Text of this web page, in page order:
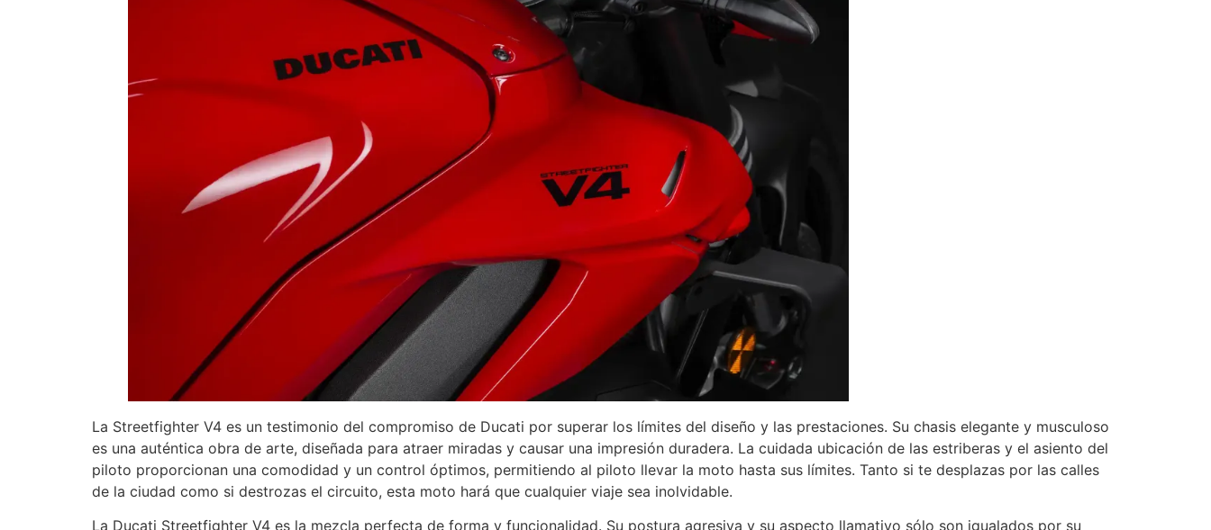
La Streetfighter V4 es un testimonio del compromiso de Ducati por superar los límites del diseño y las prestaciones. Su chasis elegante y musculoso
es una auténtica obra de arte, diseñada para atraer miradas y causar una impresión duradera. La cuidada ubicación de las estriberas y el asiento del
piloto proporcionan una comodidad y un control óptimos, permitiendo al piloto llevar la moto hasta sus límites. Tanto si te desplazas por las calles
de la ciudad como si destrozas el circuito, esta moto hará que cualquier viaje sea inolvidable.
La Ducati Streetfighter V4 es la mezcla perfecta de forma y funcionalidad. Su postura agresiva y su aspecto llamativo sólo son igualados por su